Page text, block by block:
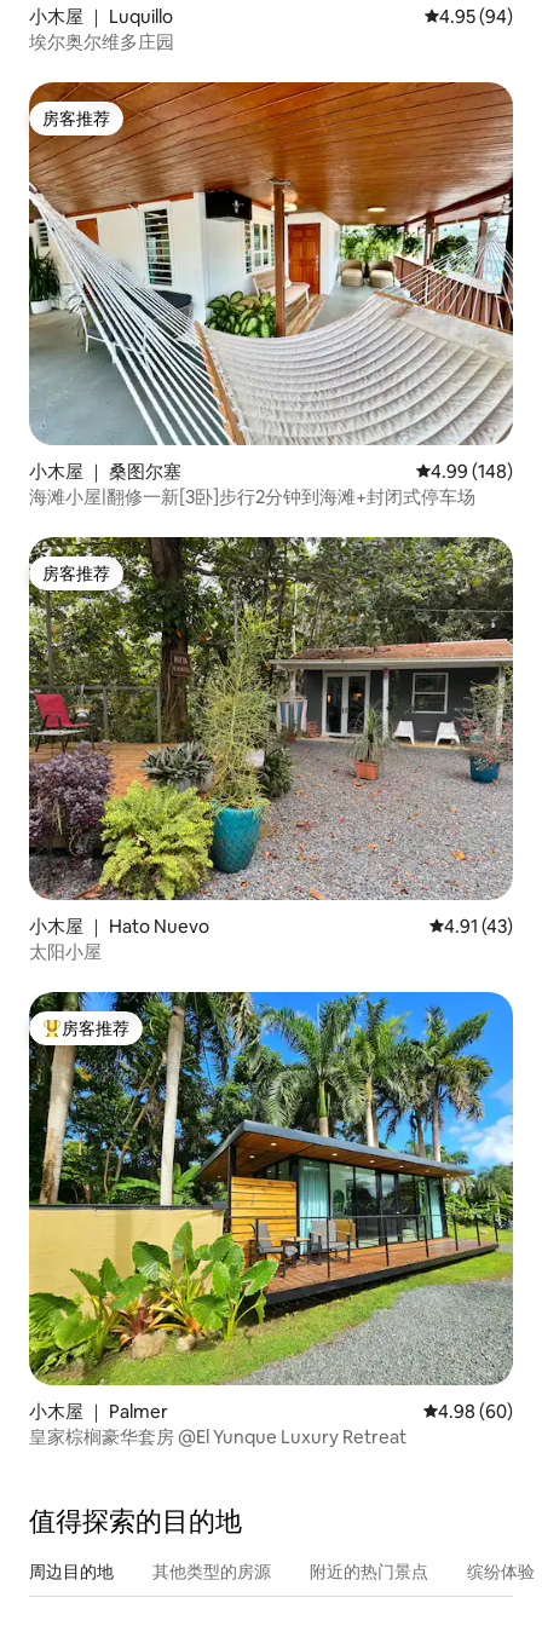
小木屋 ｜ Luquillo 平均评分 4.95
4.95 (94)
埃尔奥尔维多庄园
房客推荐
房客推荐
小木屋 ｜ 桑图尔塞 平均评分 4.99
4.99 (148)
海滩小屋|翻修一新[3卧]步行2分钟到海滩+封闭式停车场
房客推荐
房客推荐
小木屋 ｜ Hato Nuevo 平均评分
4.91 (43)
太阳小屋
热门「房客推荐」
房客推荐
小木屋 ｜ Palmer 平均评分 4.98
4.98 (60)
皇家棕榈豪华套房 @El Yunque Luxury Retreat
值得探索的目的地
周边目的地 其他类型的房源 附近的热门景点 缤纷体验